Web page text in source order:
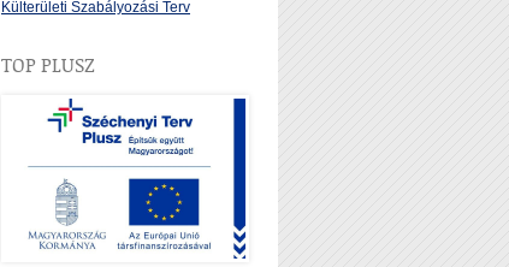
Külterületi Szabályozási Terv
TOP PLUSZ